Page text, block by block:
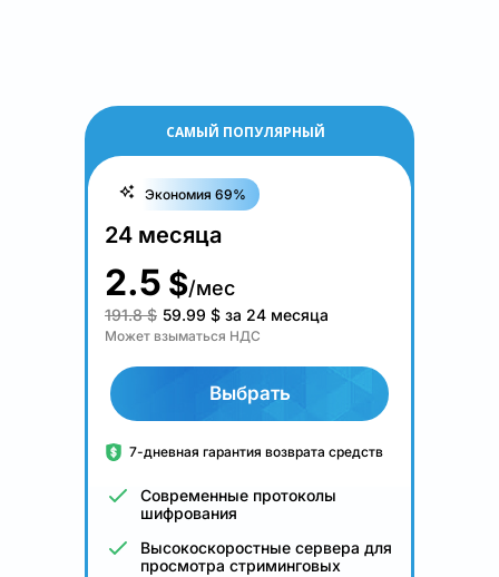
САМЫЙ ПОПУЛЯРНЫЙ
Экономия 69%
24 месяца
2.5 $/мес
191.8 $ 59.99 $ за 24 месяца
Может взыматься НДС
Выбрать
7-дневная гарантия возврата средств
Современные протоколы
шифрования
Высокоскоростные сервера для
просмотра стриминговых